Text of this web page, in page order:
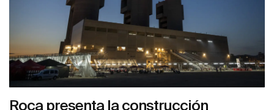
Roca presenta la construcción